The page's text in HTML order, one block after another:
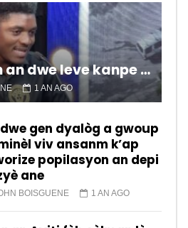
Popilasyon an dwe leve kanpe pou chanje sitiyasyon kawotik l’ap viv nan peyi a.
1 AN AGO
gen dyalòg a gwoup
viv ansanm k’ap
popilasyon an depi
ane
BOISGUENE 1 AN AGO